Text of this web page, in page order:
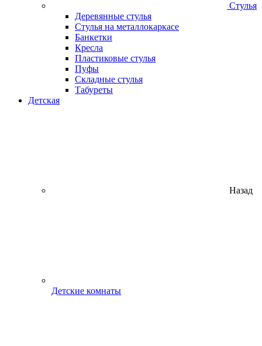
Стулья
Деревянные стулья
Стулья на металлокаркасе
Банкетки
Кресла
Пластиковые стулья
Пуфы
Складные стулья
Табуреты
Детская
Назад
Детские комнаты